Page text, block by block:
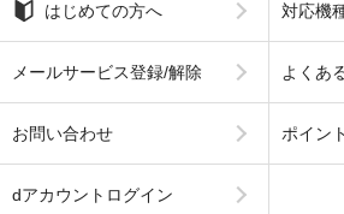
はじめての方へ 対応機
メールサービス登録/解除 よくあ
お問い合わせ ポイン
dアカウントログイン